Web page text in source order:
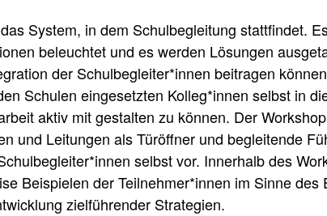
System, in dem Schulbegleitung stattfindet.
beleuchtet und es werden Lösungen
der Schulbegleiter*innen beitragen
Schulen eingesetzten Kolleg*innen selbst in
aktiv mit gestalten zu können. Der
und Leitungen als Türöffner und begleitende
selbst vor. Innerhalb des
Beispielen der Teilnehmer*innen im Sinne des
zielführender Strategien.